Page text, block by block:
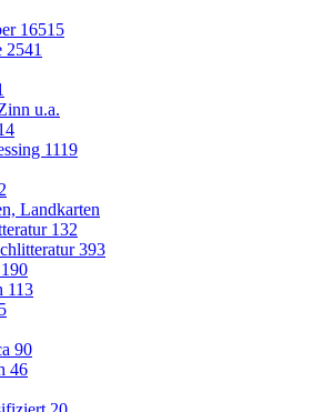
16515
2541
u.a.
1119
Landkarten
132
393
190
113
90
46